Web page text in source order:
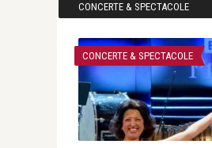
CONCERTE & SPECTACOLE
CONCERTE & SPECTACOLE